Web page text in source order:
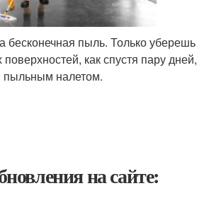
бесконечная пыль. Только уберешь
как спустя пару дней,
пыльным налетом.
на сайте: